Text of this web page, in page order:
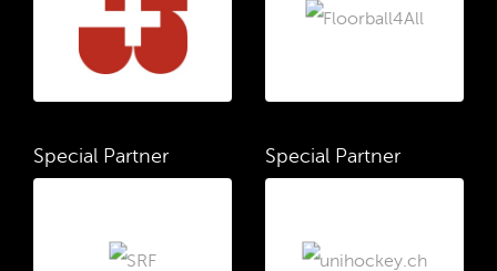
Special Partner Special Partner